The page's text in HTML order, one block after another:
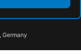
Germany